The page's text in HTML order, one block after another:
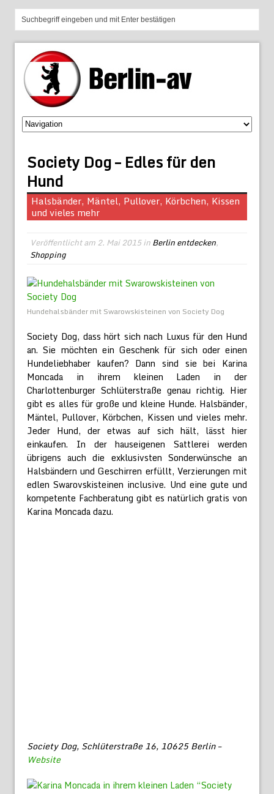
Society Dog – Edles für den
Hund
Halsbänder, Mäntel, Pullover, Körbchen, Kissen
und vieles mehr
Veröffentlicht am2. Mai 2015inBerlin entdecken,
Shopping
Hundehalsbänder mit Swarowskisteinen von Society Dog
Society Dog, dass hört sich nach Luxus für den Hund
an. Sie möchten ein Geschenk für sich oder einen
Hundeliebhaber kaufen? Dann sind sie bei Karina
Moncada in ihrem kleinen Laden in der
Charlottenburger Schlüterstraße genau richtig. Hier
gibt es alles für große und kleine Hunde. Halsbänder,
Mäntel, Pullover, Körbchen, Kissen und vieles mehr.
Jeder Hund, der etwas auf sich hält, lässt hier
einkaufen. In der hauseigenen Sattlerei werden
übrigens auch die exklusivsten Sonderwünsche an
Halsbändern und Geschirren erfüllt, Verzierungen mit
edlen Swarovskisteinen inclusive. Und eine gute und
kompetente Fachberatung gibt es natürlich gratis von
Karina Moncada dazu.
Society Dog, Schlüterstraße 16, 10625 Berlin –
Website